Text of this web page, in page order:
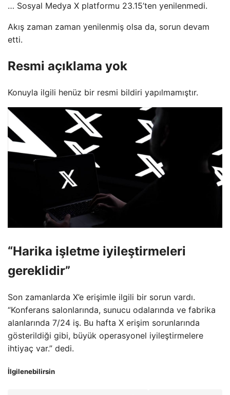
… Sosyal Medya X platformu 23.15’ten yenilenmedi.
Akış zaman zaman yenilenmiş olsa da, sorun devam
etti.
Resmi açıklama yok
Konuyla ilgili henüz bir resmi bildiri yapılmamıştır.
“Harika işletme iyileştirmeleri
gereklidir”
Son zamanlarda X’e erişimle ilgili bir sorun vardı.
“Konferans salonlarında, sunucu odalarında ve fabrika
alanlarında 7/24 iş. Bu hafta X erişim sorunlarında
gösterildiği gibi, büyük operasyonel iyileştirmelere
ihtiyaç var.” dedi.
İlgilenebilirsin